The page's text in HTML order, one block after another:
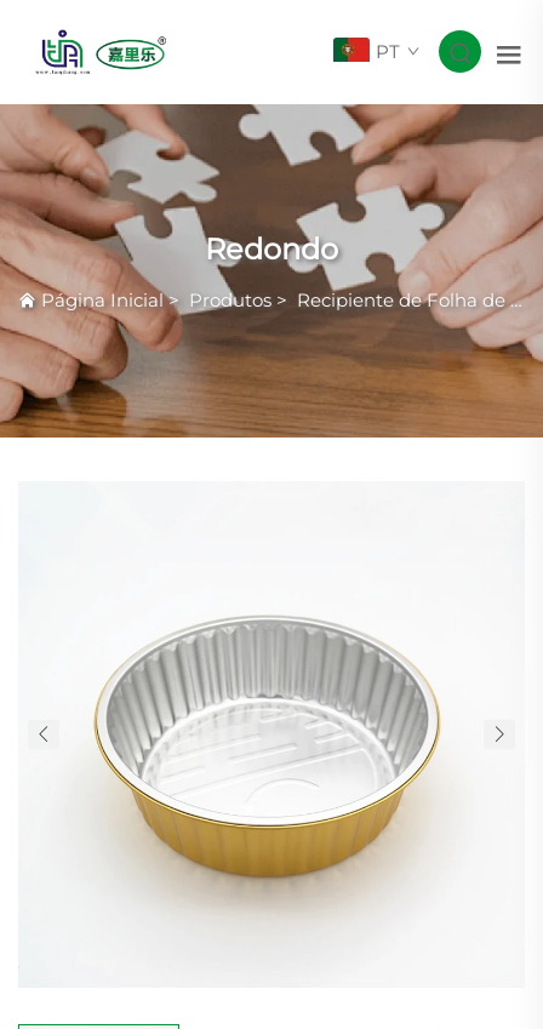
PT
Redondo
Página Inicial> Produtos > Recipiente de Folha de Alumínio Smoothwall